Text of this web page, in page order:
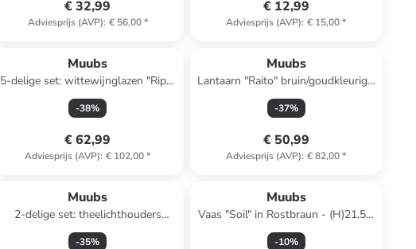
€ 32,99
Adviesprijs (AVP): € 56,00*
€ 12,99
Adviesprijs (AVP): € 15,00*
Muubs
5-delige set: wittewijnglazen "Ripe"
bruin - 210 ml
-38%
€ 62,99
Adviesprijs (AVP): € 102,00*
Muubs
Lantaarn "Raito" bruin/goudkleurig -
(H)26 x Ø 26 cm
-37%
€ 50,99
Adviesprijs (AVP): € 82,00*
Muubs
2-delige set: theelichthouders
"Minerva" bruin
-35%
Muubs
Vaas "Soil" in Rostbraun - (H)21,5 x
Ø 18 cm
-10%